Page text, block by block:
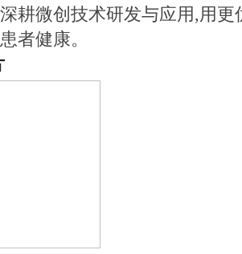
耕微创技术研发与应用,用
者健康。